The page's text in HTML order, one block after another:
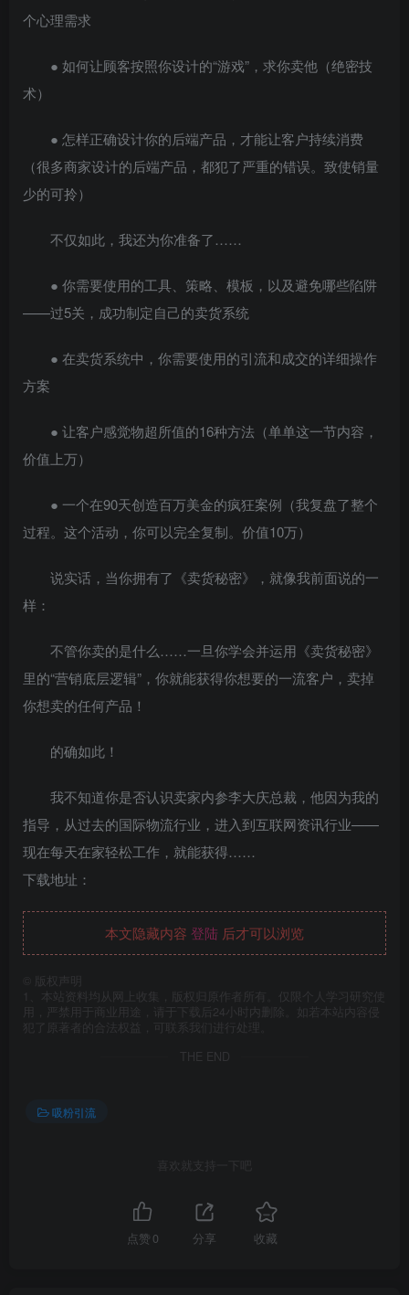
个心理需求
● 如何让顾客按照你设计的“游戏”，求你卖他（绝密技
术）
● 怎样正确设计你的后端产品，才能让客户持续消费
（很多商家设计的后端产品，都犯了严重的错误。致使销量
少的可拎）
不仅如此，我还为你准备了……
● 你需要使用的工具、策略、模板，以及避免哪些陷阱
——过5关，成功制定自己的卖货系统
● 在卖货系统中，你需要使用的引流和成交的详细操作
方案
● 让客户感觉物超所值的16种方法（单单这一节内容，
价值上万）
● 一个在90天创造百万美金的疯狂案例（我复盘了整个
过程。这个活动，你可以完全复制。价值10万）
说实话，当你拥有了《卖货秘密》，就像我前面说的一
样：
不管你卖的是什么……一旦你学会并运用《卖货秘密》
里的“营销底层逻辑”，你就能获得你想要的一流客户，卖掉
你想卖的任何产品！
的确如此！
我不知道你是否认识卖家内参李大庆总裁，他因为我的
指导，从过去的国际物流行业，进入到互联网资讯行业——
现在每天在家轻松工作，就能获得……
下载地址：
本文隐藏内容 登陆 后才可以浏览
版权声明
1、本站资料均从网上收集，版权归原作者所有。仅限个人学习研究使
用，严禁用于商业用途，请于下载后24小时内删除。如若本站内容侵
犯了原著者的合法权益，可联系我们进行处理。
THE END
吸粉引流
喜欢就支持一下吧
点赞 0 分享 收藏